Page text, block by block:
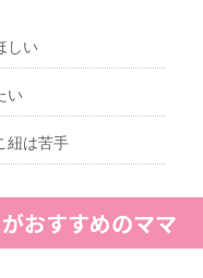
しい
い
紐は苦手
おすすめのママ